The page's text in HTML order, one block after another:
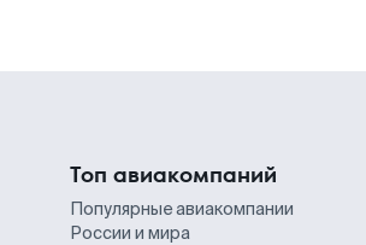
Топ авиакомпаний
Популярные авиакомпании
России и мира